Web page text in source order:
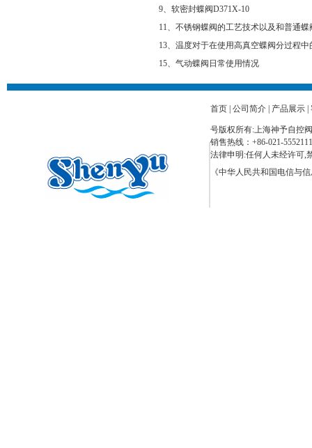
9、软密封蝶阀D371X-10
11、不锈钢蝶阀的工艺技术以及和普通蝶
13、温度对于在使用高真空蝶阀分过程中
15、气动蝶阀日常使用情况
首页 公司简介 产品展示
号版权所有:上海神予自控
销售热线：+86-021-
法律申明:任何人未经许可,
《中华人民共和国电信与